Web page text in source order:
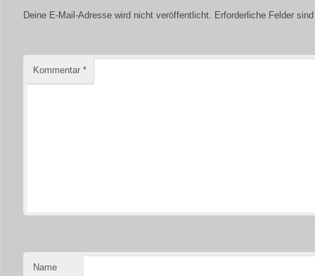
Deine E-Mail-Adresse wird nicht veröffentlicht. Erforderliche Felder
Kommentar *
Name